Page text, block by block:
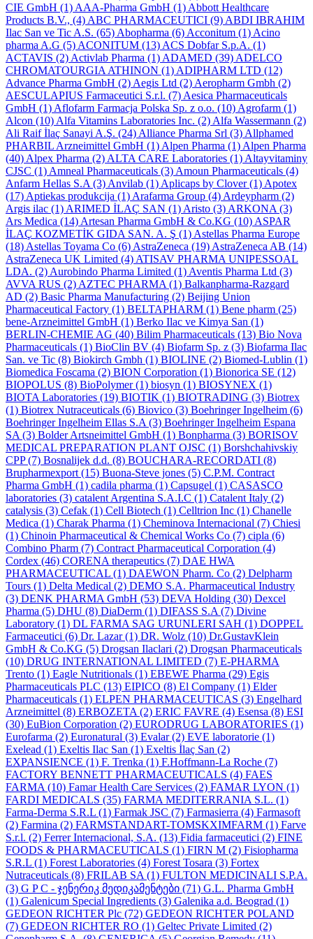
CIE GmbH (1) AAA-Pharma GmbH (1) Abbott Healthcare
Products B.V., (4) ABC PHARMACEUTICI (9) ABDI IBRAHIM
Ilac San ve Tic A.S. (65) Abopharma (6) Acconitum (1) Acino
pharma A.G (5) ACONITUM (13) ACS Dobfar S.p.A. (1)
ACTAVIS (2) Activlab Pharma (1) ADAMED (39) ADELCO
CHROMATOURGIA ATHINON (1) ADIPHARM LTD (12)
Advance Pharma GmbH (2) Aegis Ltd (2) Aeropharm Gmbh (2)
AESCULAPIUS Farmaceutici S.r.l. (7) Aesica Pharmaceuticals
GmbH (1) Aflofarm Farmacja Polska Sp. z o.o. (10) Agrofarm (1)
Alcon (10) Alfa Vitamins Laboratories Inc. (2) Alfa Wassermann (2)
Ali Raif İlaç Sanayi A.Ş. (24) Alliance Pharma Srl (3) Allphamed
PHARBIL Arzneimittel GmbH (1) Alpen Pharma (1) Alpen Pharma
(40) Alpex Pharma (2) ALTA CARE Laboratories (1) Altayvitaminy
CJSC (1) Amneal Pharmaceuticals (3) Amoun Pharmaceuticals (4)
Anfarm Hellas S.A (3) Anvilab (1) Aplicaps by Clover(1) Apotex
(17) Aptiekas produkcija (1) Arafarma Group (4) Ardeypharm (2)
Argis ilac (1) ARIMED İLAÇ SAN (1) Aristo (3) ARKONA (3)
Ars Medica (14) Artesan Pharma GmbH & Co.KG (10) ASPAR
İLAÇ KOZMETİK GIDA SAN. A. Ş (1) Astellas Pharma Europe
(18) Astellas Toyama Co (6) AstraZeneca (19) AstraZeneca AB (14)
AstraZeneca UK Limited (4) ATISAV PHARMA UNIPESSOAL
LDA. (2) Aurobindo Pharma Limited (1) Aventis Pharma Ltd (3)
AVVA RUS (2) AZTEC PHARMA (1) Balkanpharma-Razgard
AD (2) Basic Pharma Manufacturing (2) Beijing Union
Pharmaceutical Factory (1) BELTAPHARM (1) Bene pharm (25)
bene-Arzneimittel GmbH (1) Berko Ilac ve Kimya San (1)
BERLIN-CHEMIE AG (40) Bilim Pharmaceuticals (13) Bio Nova
Pharmaceuticals (1) BioClin BV (4) Biofarm Sp. z (3) Biofarma Ilac
San. ve Tic (8) Biokirch Gmbh (1) BIOLINE (2) Biomed-Lublin (1)
Biomedica Foscama (2) BION Corporation (1) Bionorica SE (12)
BIOPOLUS (8) BioPolymer(1) biosyn (1) BIOSYNEX (1)
BIOTA Laboratories (19) BIOTIK (1) BIOTRADING (3) Biotrex
(1) Biotrex Nutraceuticals (6) Biovico (3) Boehringer Ingelheim (6)
Boehringer Ingelheim Ellas S.A (3) Boehringer Ingelheim Espana
SA (3) Bolder Artsneimittel GmbH (1) Bonpharma (3) BORISOV
MEDICAL PREPARATION PLANT OJSC (1) Borshchahivskiy
CPP(7) Bosnalijek d.d. (8) BOUCHARA-RECORDATI (8)
Brupharmexport (15) Buona-Steve jones (5) C.P.M. Contract
Pharma GmbH (1) cadila pharma (1) Capsugel (1) CASASCO
laboratories (3) catalent Argentina S.A.I.C (1) Catalent Italy (2)
catalysis (3) Cefak (1) Cell Biotech (1) Celltrion Inc (1) Chanelle
Medica (1) Charak Pharma (1) Cheminova Internacional (7) Chiesi
(1) Chinoin Pharmaceutical & Chemical Works Co (7) cipla (6)
Combino Pharm (7) Contract Pharmaceutical Corporation (4)
Cordex (46) CORENA therapeutics (7) DAE HWA
PHARMACEUTICAL (1) DAEWON Pharm. Co (2) Delpharm
Tours (1) Delta Medical (2) DEMO S.A. Pharmaceutical Industry
(3) DENK PHARMA GmbH (53) DEVA Holding (30) Dexcel
Pharma (5) DHU (8) DiaDerm (1) DIFASS S.A (7) Divine
Laboratory (1) DL FARMA SAG URUNLERI SAH (1) DOPPEL
Farmaceutici (6) Dr. Lazar(1) DR. Wolz (10) Dr.GustavKlein
GmbH & Co.KG (5) Drogsan Ilaclari (2) Drogsan Pharmaceuticals
(10) DRUG INTERNATIONAL LIMITED (7) E-PHARMA
Trento (1) Eagle Nutritionals (1) EBEWE Pharma (29) Egis
Pharmaceuticals PLC (13) EIPICO (8) El Company (1) Elder
Pharmaceuticals (1) ELPEN PHARMACEUTICAS (3) Engelhard
Arzneimittel (8) ERBOZETA (2) ERIC FAVRE (4) Esensa (8) ESI
(30) EuBion Corporation (2) EURODRUG LABORATORIES (1)
Eurofarma (2) Euronatural (3) Evalar(2) EVE laboratorie (1)
Exelead (1) Exeltis Ilac San (1) Exeltis İlaç San (2)
EXPANSIENCE (1) F. Trenka (1) F.Hoffmann-La Roche (7)
FACTORY BENNETT PHARMACEUTICALS (4) FAES
FARMA (10) Famar Health Care Services (2) FAMAR LYON (1)
FARDI MEDICALS (35) FARMA MEDITERRANIA S.L. (1)
Farma-Derma S.R.L (1) Farmak JSC (7) Farmasierra (4) Farmasoft
(2) Farmina (2) FARMSTANDART-TOMSKXIMFARM (1) Farve
S.r.l. (2) Ferrer Internacional, S.A. (13) Fidia farmaceutici (2) FINE
FOODS & PHARMACEUTICALS (1) FIRN M (2) Fisiopharma
S.R.L (1) Forest Laboratories (4) Forest Tosara (3) Fortex
Nutraceuticals (8) FRILAB SA (1) FULTON MEDICINALI S.P.A.
(3) G P C - ჯენერიკ მედიკამენტები (71) G.L. Pharma GmbH
(1) Galenicum Special Ingredients (3) Galenika a.d. Beograd (1)
GEDEON RICHTER Plc (72) GEDEON RICHTER POLAND
(7) GEDEON RICHTER RO (1) Geltec Private Limited (2)